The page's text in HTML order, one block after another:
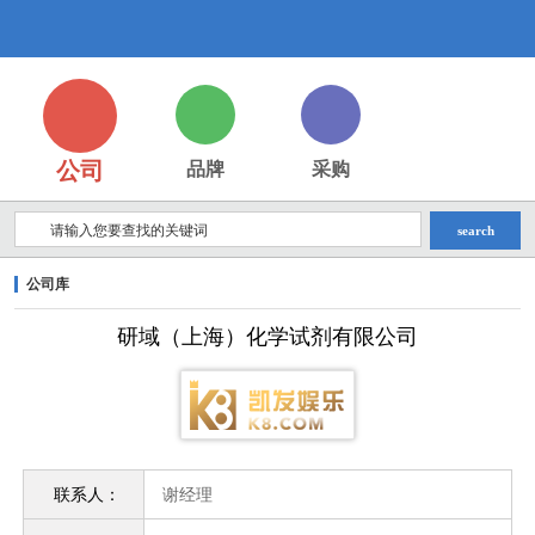
研
域
（上
海）
公司 品牌 采购
search
公司库
研域（上海）化学试剂有限公司
联系人： 谢经理